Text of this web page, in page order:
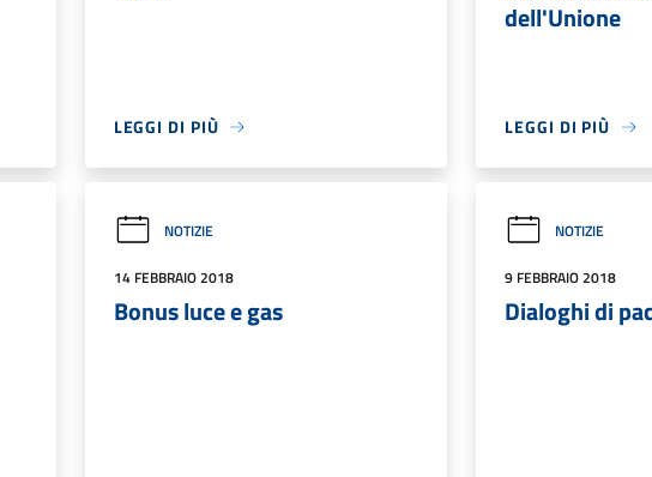
LEGGI DI PIÙ
dell'Unione
LEGGI DI PIÙ
NOTIZIE
14 FEBBRAIO 2018
Bonus luce e gas
NOTIZIE
9 FEBBRAIO 2018
Dialoghi di